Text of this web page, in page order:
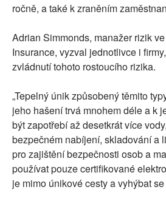
ročně, a také k zraněním
Adrian Simmonds, manažer rizik
Insurance, vyzval jednotlivce i
zvládnutí tohoto rostoucího rizika.
„Tepelný únik způsobený těmito
jeho hašení trvá mnohem déle a k
být zapotřebí až desetkrát více
bezpečném nabíjení, skladování a
pro zajištění bezpečnosti osob a
používat pouze certifikované
je mimo únikové cesty a vyhýbat